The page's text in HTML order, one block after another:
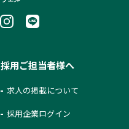
採用ご担当者様へ
求人の掲載について
採用企業ログイン